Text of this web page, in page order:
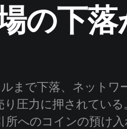
の下落
まで下落、ネットワ
圧力に押されてい
へのコインの預け